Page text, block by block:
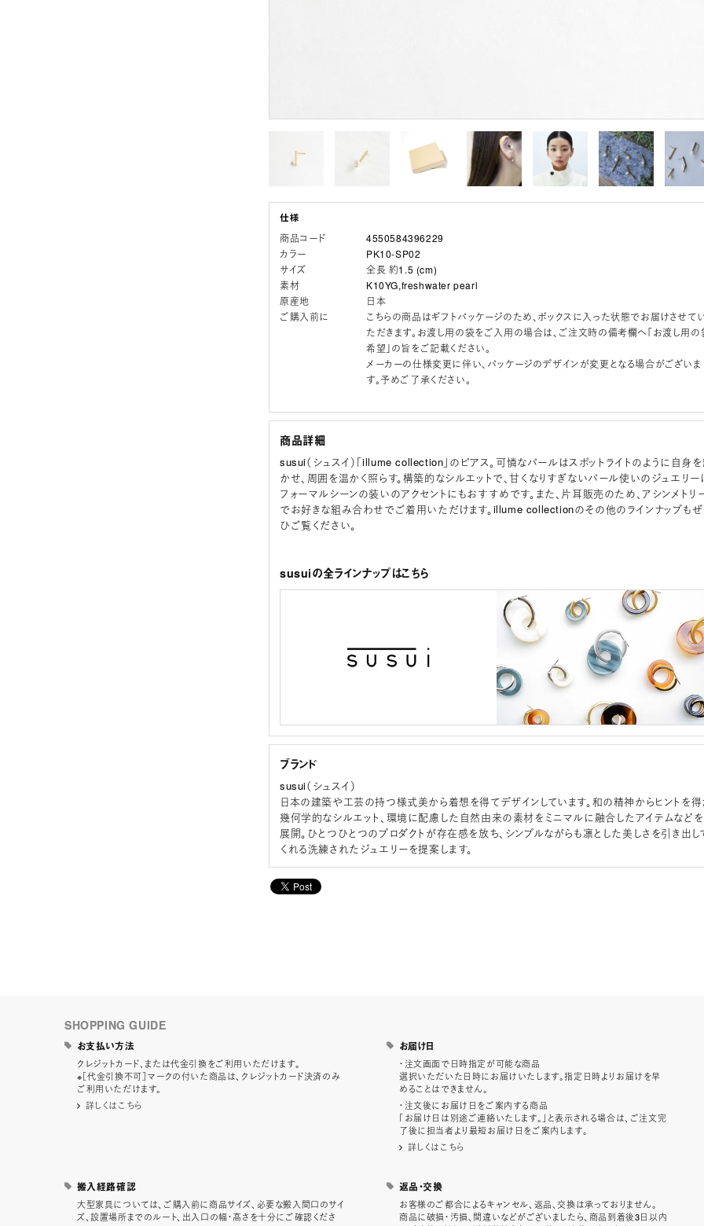
商品コード
4550584396229
カラー
PK10-SP02
サイズ
全長 約1.5 (cm)
素材
K10YG,freshwater pearl
原産地
日本
ご購入前に
こちらの商品はギフトパッケージのため、ボックスに入った状態でお届けさせて
ただきます。お渡し用の袋をご入用の場合は、ご注文時の備考欄へ「お渡し用の
希望」の旨をご記載ください。
メーカーの仕様変更に伴い、パッケージのデザインが変更となる場合がございま
す。予めご了承ください。
商品詳細
susui（シュスイ）「illume collection」のピアス。可憐なパールはスポットライトのように自身
かせ、周囲を温かく照らす。構築的なシルエットで、甘くなりすぎないパール使いのジュエリー
フォーマルシーンの装いのアクセントにもおすすめです。また、片耳販売のため、アシンメトリ
でお好きな組み合わせでご着用いただけます。illume collectionのその他のラインナップもぜ
ひご覧ください。
susuiの全ラインナップはこちら
ブランド
susui（シュスイ）
日本の建築や工芸の持つ様式美から着想を得てデザインしています。和の精神からヒントを
幾何学的なシルエット、環境に配慮した自然由来の素材をミニマルに融合したアイテムなどを
展開。ひとつひとつのプロダクトが存在感を放ち、シンプルながらも凛とした美しさを引き出し
くれる洗練されたジュエリーを提案します。
SHOPPING GUIDE
お支払い方法
クレジットカード、または代金引換をご利用いただけます。
※［代金引換不可］マークの付いた商品は、クレジットカード決済のみ
ご利用いただけます。
詳しくはこちら
お届け日
・注文画面で日時指定が可能な商品
選択いただいた日時にお届けいたします。指定日時よりお届けを早
めることはできません。
・注文後にお届け日をご案内する商品
「お届け日は別途ご連絡いたします。」と表示される場合は、ご注文完
了後に担当者より最短お届け日をご案内します。
詳しくはこちら
搬入経路確認
大型家具については、ご購入前に商品サイズ、必要な搬入間口のサイ
ズ、設置場所までのルート、出入口の幅・高さを十分にご確認くださ
返品・交換
お客様のご都合によるキャンセル、返品、交換は承っておりません。
商品に破損・汚損、間違いなどがございましたら、商品到着後3日以内